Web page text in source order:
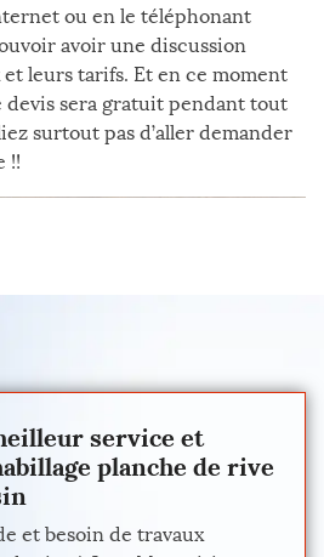
ou en le téléphonant
avoir une discussion
leurs tarifs. Et en ce moment
sera gratuit pendant tout
surtout pas d’aller demander
!!
service et
planche de rive
et besoin de travaux